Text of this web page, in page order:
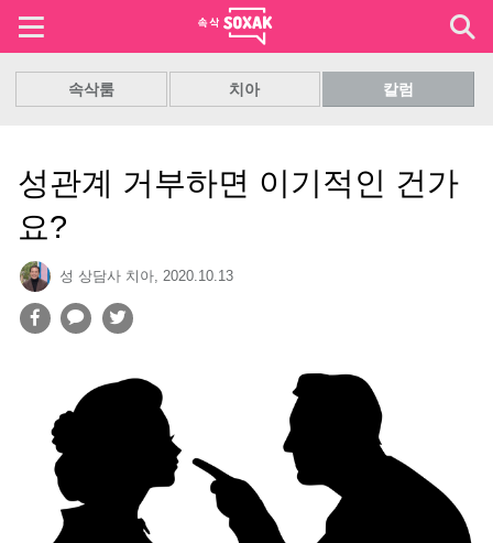
속삭룸 치아 칼럼
성관계 거부하면 이기적인 건가
요?
성 상담사 치아, 2020.10.13